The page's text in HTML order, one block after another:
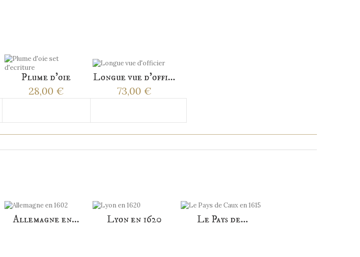
Plume d'oie
28,00 €
Longue vue d'offi...
73,00 €
Allemagne en... Lyon en 1620 Le Pays de...